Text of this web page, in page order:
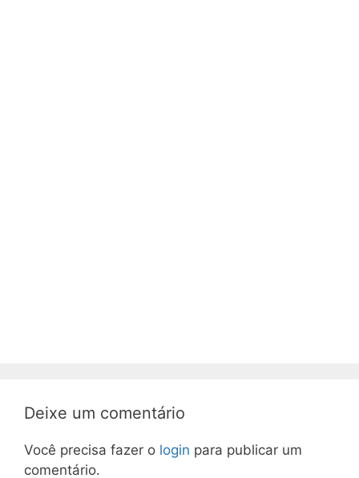
Deixe um comentário
Você precisa fazer o login para publicar um
comentário.